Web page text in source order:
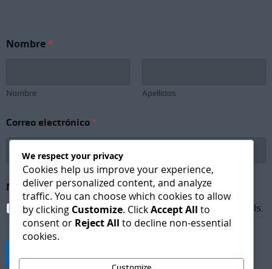
Nombre*
Nombre Apellidos
Correo electrónico *
e
w
s
Newsletter Subscription*
I agree to receive newsletters and promotional emails.
We respect your privacy
Cookies help us improve your experience,
deliver personalized content, and analyze
traffic. You can choose which cookies to allow
by clicking Customize. ClickAccept All to
consent or Reject All to decline non-essential
cookies.